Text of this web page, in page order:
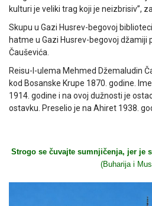
kulturi je veliki trag koji je neizbrisiv”,
Skupu u Gazi Husrev-begovoj
hatme u Gazi Husrev-begovoj džamiji
Čauševića.
Reisu-l-ulema Mehmed Džemaludin
kod Bosanske Krupe 1870. godine.
1914. godine i na ovoj dužnosti je
ostavku. Preselio je na Ahiret 1938.
Strogo se čuvajte sumnjičenja, jer je
(Buharija i